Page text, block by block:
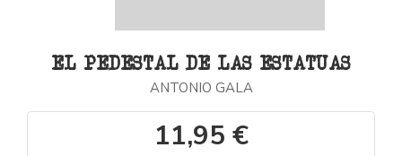
EL PEDESTAL DE LAS ESTATUAS
ANTONIO GALA
11,95 €